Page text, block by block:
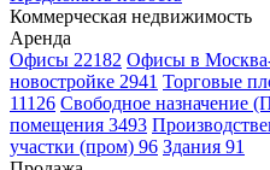
Коммерческая недвижимость
Аренда
Офисы 22182 Офисы в
новостройке 2941 Торговые
11126 Свободное назначение
помещения 3493
участки (пром) 96 Здания 91